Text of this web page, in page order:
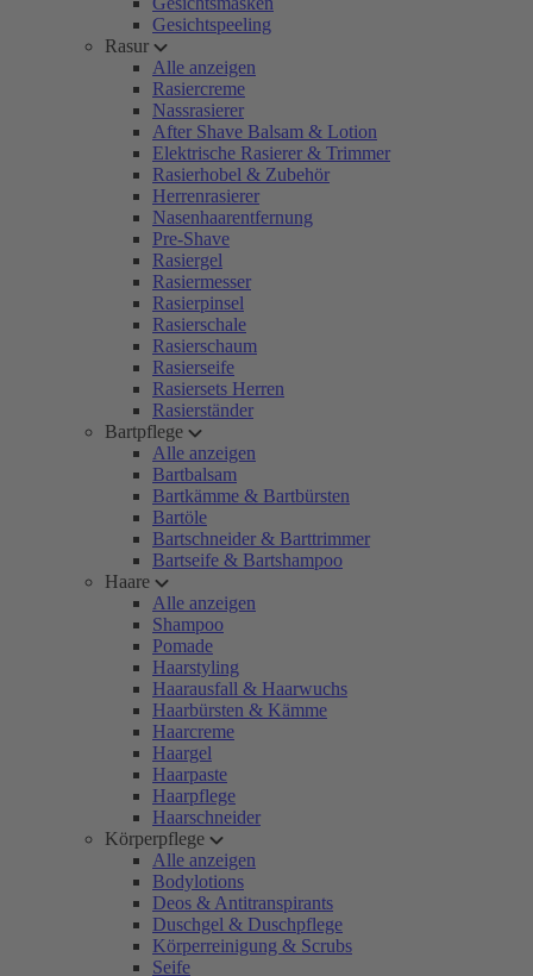
Gesichtspeeling
Rasur
Alle anzeigen
Rasiercreme
Nassrasierer
After Shave Balsam & Lotion
Elektrische Rasierer & Trimmer
Rasierhobel & Zubehör
Herrenrasierer
Nasenhaarentfernung
Pre-Shave
Rasiergel
Rasiermesser
Rasierpinsel
Rasierschale
Rasierschaum
Rasierseife
Rasiersets Herren
Rasierständer
Bartpflege
Alle anzeigen
Bartbalsam
Bartkämme & Bartbürsten
Bartöle
Bartschneider & Barttrimmer
Bartseife & Bartshampoo
Haare
Alle anzeigen
Shampoo
Pomade
Haarstyling
Haarausfall & Haarwuchs
Haarbürsten & Kämme
Haarcreme
Haargel
Haarpaste
Haarpflege
Haarschneider
Körperpflege
Alle anzeigen
Bodylotions
Deos & Antitranspirants
Duschgel & Duschpflege
Körperreinigung & Scrubs
Seife